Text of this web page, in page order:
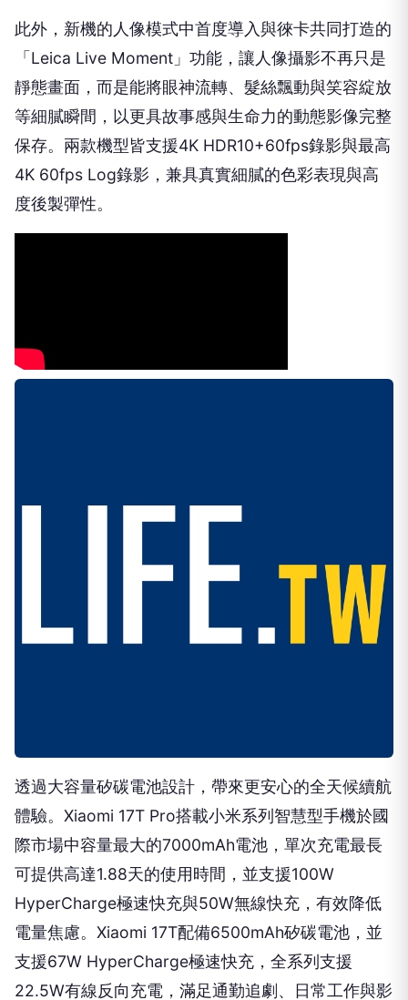
此外，新機的人像模式中首度導入與徠卡共同打造的
「Leica Live Moment」功能，讓人像攝影不再只是
靜態畫面，而是能將眼神流轉、髮絲飄動與笑容綻放
等細膩瞬間，以更具故事感與生命力的動態影像完整
保存。兩款機型皆支援4K HDR10+60fps錄影與最高
4K 60fps Log錄影，兼具真實細膩的色彩表現與高
度後製彈性。
透過大容量矽碳電池設計，帶來更安心的全天候續航
體驗。Xiaomi 17T Pro搭載小米系列智慧型手機於國
際市場中容量最大的7000mAh電池，單次充電最長
可提供高達1.88天的使用時間，並支援100W
HyperCharge極速快充與50W無線快充，有效降低
電量焦慮。Xiaomi 17T配備6500mAh矽碳電池，並
支援67W HyperCharge極速快充，全系列支援
22.5W有線反向充電，滿足通勤追劇、日常工作與影